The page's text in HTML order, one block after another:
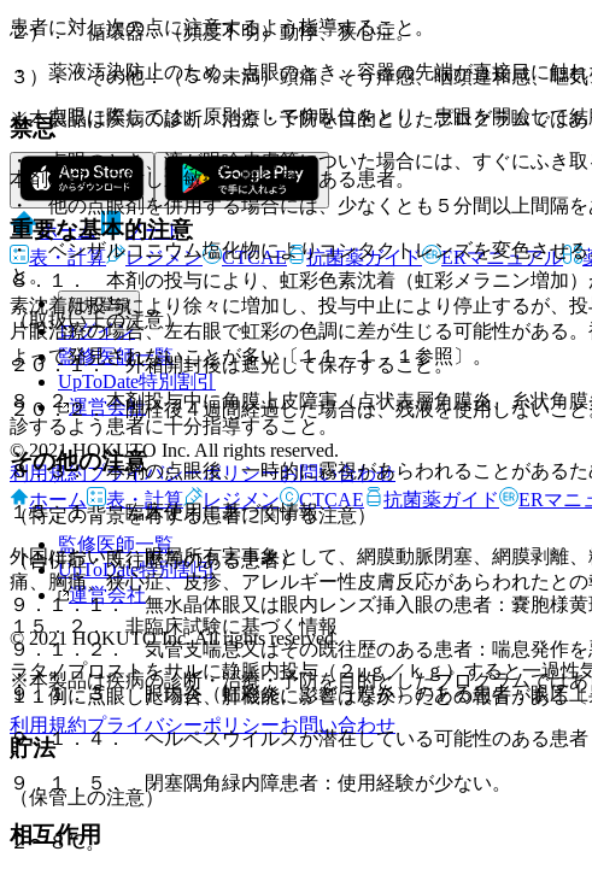
患者に対し次の点に注意するよう指導すること。
・ 薬液汚染防止のため、点眼のとき、容器の先端が直接目に触
・ 点眼に際しては、原則として仰臥位をとり、患眼を開瞼して
・ 点眼のとき、液が眼瞼皮膚等についた場合には、すぐにふき取
・ 他の点眼剤を併用する場合には、少なくとも５分間以上間隔を
・ ベンザルコニウム塩化物によりコンタクトレンズを変色させ
と。
（取扱い上の注意）
２０．１． 外箱開封後は遮光して保存すること。
２０．２． 開栓後４週間経過した場合は、残液を使用しないこと
その他の注意
１５．１． 臨床使用に基づく情報
外国において、眼局所有害事象として、網膜動脈閉塞、網膜剥離
痛、胸痛、狭心症、皮疹、アレルギー性皮膚反応があらわれたとの
１５．２． 非臨床試験に基づく情報
ラタノプロストをサルに静脈内投与（２μｇ／ｋｇ）すると一過
１１例に点眼した場合、肺機能に影響はなかったとの報告がある
貯法
（保管上の注意）
２〜８℃。
２）． 循環器：（頻度不明）動悸、狭心症。
３）． その他：（５％未満）頭痛、そう痒感、咽頭違和感、嘔
禁忌
本剤の成分に対し過敏症の既往歴のある患者。
重要な基本的注意
８．１． 本剤の投与により、虹彩色素沈着（虹彩メラニン増加
素沈着は投与により徐々に増加し、投与中止により停止するが、
片眼治療の場合、左右眼で虹彩の色調に差が生じる可能性がある
よって発見されないことが多い〔１１．１．１参照〕。
８．２． 本剤投与中に角膜上皮障害（点状表層角膜炎、糸状角
診するよう患者に十分指導すること。
８．３． 本剤の点眼後、一時的に霧視があらわれることがある
（特定の背景を有する患者に関する注意）
（合併症・既往歴等のある患者）
９．１．１． 無水晶体眼又は眼内レンズ挿入眼の患者：嚢胞様
９．１．２． 気管支喘息又はその既往歴のある患者：喘息発作を
９．１．３． 眼内炎（虹彩炎、ぶどう膜炎）のある患者：眼圧上
９．１．４． ヘルペスウイルスが潜在している可能性のある患者
９．１．５． 閉塞隅角緑内障患者：使用経験が少ない。
相互作用
※本製品は疾病の診断・治療・予防を目的としたプログラムではあ
ホーム
ノート
表・計算
レジメン CTCAE 抗菌薬ガイド ERマニュアル
新規登録
ログイン
監修医師一覧
UpToDate特別割引
運営会社
© 2021 HOKUTO Inc. All rights reserved.
利用規約プライバシーポリシーお問い合わせ
ホーム
表・計算 レジメン CTCAE 抗菌薬ガイド ERマニ
監修医師一覧
UpToDate特別割引
運営会社
© 2021 HOKUTO Inc. All rights reserved.
※本製品は疾病の診断・治療・予防を目的としたプログラムでは
利用規約プライバシーポリシーお問い合わせ